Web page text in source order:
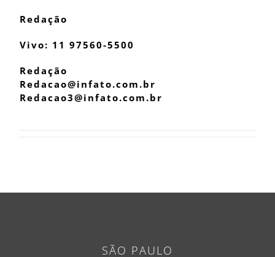
Redação
Vivo: 11 97560-5500
Redação
Redacao@infato.com.br
Redacao3@infato.com.br
SÃO PAULO